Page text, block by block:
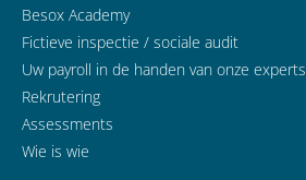
Besox Academy
Fictieve inspectie / sociale audit
Uw payroll in de handen van onze experts
Rekrutering
Assessments
Wie is wie